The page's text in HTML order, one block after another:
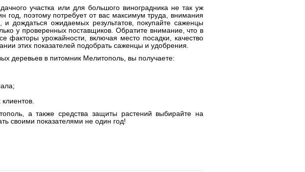
участка или для большого виноградника не так уж
год, поэтому потребует от вас максимум труда, внимания
дождаться ожидаемых результатов, покупайте саженцы
у проверенных поставщиков. Обратите внимание, что в
факторы урожайности, включая место посадки, качество
этих показателей подобрать саженцы и удобрения.
деревьев в питомник Мелитополь, вы получаете:
а также средства защиты растений выбирайте на
своими показателями не один год!